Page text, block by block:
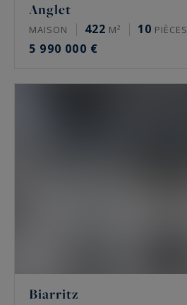
Anglet
MAISON 422 M² 10 PIÈCES
5 990 000 €
Biarritz